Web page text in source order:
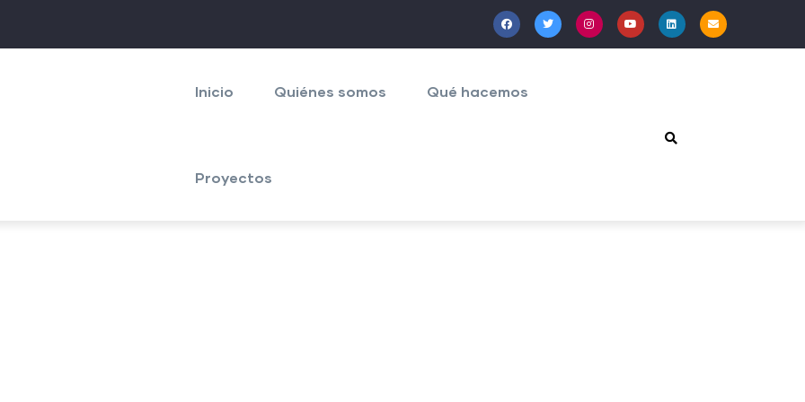
principal
Inicio Quiénes somos Qué hacemos
Proyectos